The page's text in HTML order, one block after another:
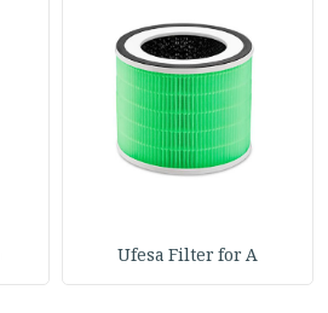
Ufesa Filter for A